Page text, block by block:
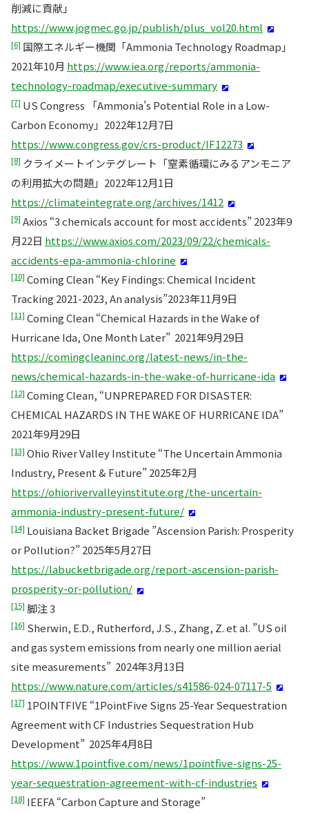
削減に貢献」
https://www.jogmec.go.jp/publish/plus_vol20.html
[6] 国際エネルギー機関「Ammonia Technology Roadmap」
2021年10月 https://www.iea.org/reports/ammonia-
technology-roadmap/executive-summary
[7] US Congress 「Ammonia’s Potential Role in a Low-
Carbon Economy」2022年12月7日
https://www.congress.gov/crs-product/IF12273
[8] クライメートインテグレート「窒素循環にみるアンモニア
の利用拡大の問題」2022年12月1日
https://climateintegrate.org/archives/1412
[9] Axios “3 chemicals account for most accidents” 2023年9
月22日 https://www.axios.com/2023/09/22/chemicals-
accidents-epa-ammonia-chlorine
[10] Coming Clean “Key Findings: Chemical Incident
Tracking 2021-2023, An analysis”2023年11月9日
[11] Coming Clean “Chemical Hazards in the Wake of
Hurricane Ida, One Month Later” 2021年9月29日
https://comingcleaninc.org/latest-news/in-the-
news/chemical-hazards-in-the-wake-of-hurricane-ida
[12] Coming Clean, “UNPREPARED FOR DISASTER:
CHEMICAL HAZARDS IN THE WAKE OF HURRICANE IDA”
2021年9月29日
[13] Ohio River Valley Institute “The Uncertain Ammonia
Industry, Present & Future” 2025年2月
https://ohiorivervalleyinstitute.org/the-uncertain-
ammonia-industry-present-future/
[14] Louisiana Backet Brigade ”Ascension Parish: Prosperity
or Pollution?” 2025年5月27日
https://labucketbrigade.org/report-ascension-parish-
prosperity-or-pollution/
[15] 脚注 3
[16] Sherwin, E.D., Rutherford, J.S., Zhang, Z. et al. ”US oil
and gas system emissions from nearly one million aerial
site measurements” 2024年3月13日
https://www.nature.com/articles/s41586-024-07117-5
[17] 1POINTFIVE “1PointFive Signs 25-Year Sequestration
Agreement with CF Industries Sequestration Hub
Development” 2025年4月8日
https://www.1pointfive.com/news/1pointfive-signs-25-
year-sequestration-agreement-with-cf-industries
[18] IEEFA “Carbon Capture and Storage”